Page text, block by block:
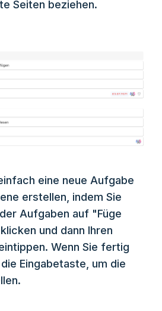
Seiten beziehen.
eine neue Aufgabe
erstellen, indem Sie
Aufgaben auf "Füge
und dann Ihren
Wenn Sie fertig
Eingabetaste, um die